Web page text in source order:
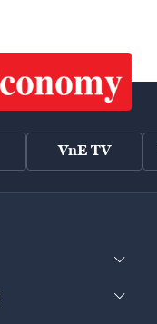
VnE TV